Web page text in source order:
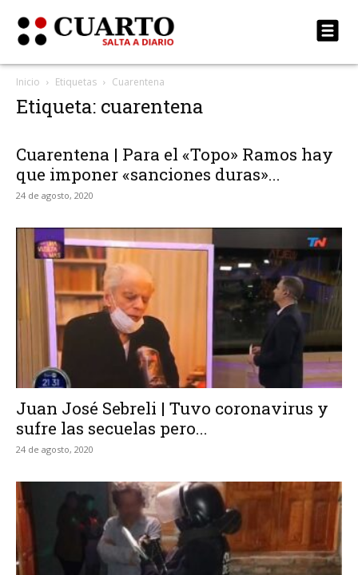
Inicio Etiquetas Cuarentena
Etiqueta: cuarentena
Cuarentena | Para el «Topo» Ramos hay
que imponer «sanciones duras»...
24 de agosto, 2020
Juan José Sebreli | Tuvo coronavirus y
sufre las secuelas pero...
24 de agosto, 2020